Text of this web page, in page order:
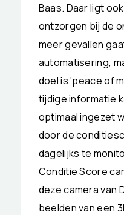
Baas. Daar ligt
ontzorgen bij de
meer gevallen
automatisering,
doel is ‘peace of
tijdige informatie
optimaal ingezet
door de
dagelijks te
Conditie Score
deze camera van
beelden van een